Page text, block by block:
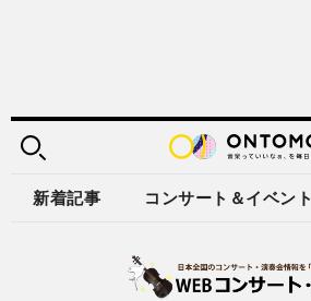
新着記事 コンサート＆イベント